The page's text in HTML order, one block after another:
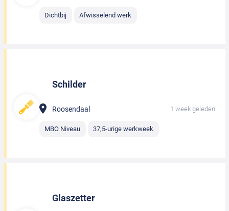
Dichtbij Afwisselend werk
Schilder
Roosendaal 1 week geleden
MBO Niveau 37,5-urige werkweek
Glaszetter